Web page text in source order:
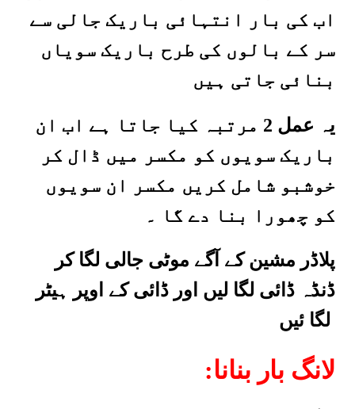
اب کی بار انتہائی باریک جالی سے
سر کے بالوں کی طرح باریک سویاں
بنائی جاتی ہیں
باریک سویوں کو مکسر میں ڈال کر
خوشبو شامل کریں مکسر ان سویوں
کو چھورا بنا دے گا ۔
پلاڈر مشین کے آگے موٹی جالی لگا کر
ڈنڈہ ڈائی لگا لیں اور ڈائی کے اوپر ہیٹر
:لانگ بار بنانا